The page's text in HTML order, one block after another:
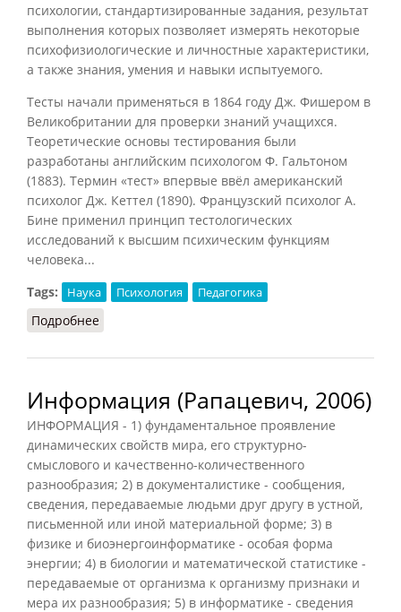
психологии, стандартизированные задания, результат
выполнения которых позволяет измерять некоторые
психофизиологические и личностные характеристики,
а также знания, умения и навыки испытуемого.
Тесты начали применяться в 1864 году Дж. Фишером в
Великобритании для проверки знаний учащихся.
Теоретические основы тестирования были
разработаны английским психологом Ф. Гальтоном
(1883). Термин «тест» впервые ввёл американский
психолог Дж. Кеттел (1890). Французский психолог А.
Бине применил принцип тестологических
исследований к высшим психическим функциям
человека...
Tags:
Наука Психология Педагогика
Подробнее
Информация (Рапацевич, 2006)
ИНФОРМАЦИЯ - 1) фундаментальное проявление
динамических свойств мира, его структурно-
смыслового и качественно-количественного
разнообразия; 2) в документалистике - сообщения,
сведения, передаваемые людьми друг другу в устной,
письменной или иной материальной форме; 3) в
физике и биоэнергоинформатике - особая форма
энергии; 4) в биологии и математической статистике -
передаваемые от организма к организму признаки и
мера их разнообразия; 5) в информатике - сведения